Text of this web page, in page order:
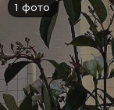
1 фото